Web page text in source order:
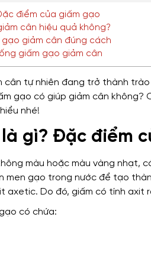
điểm của giấm gạo
cân hiệu quả không?
giảm cân đúng cách
giấm gạo giảm cân
cân tự nhiên đang trở thành
gạo có giúp giảm cân
nhé!
là gì? Đặc điểm
màu hoặc màu vàng nhạt,
men gạo trong nước để tạo
axetic. Do đó, giấm có tính axit
có chứa: